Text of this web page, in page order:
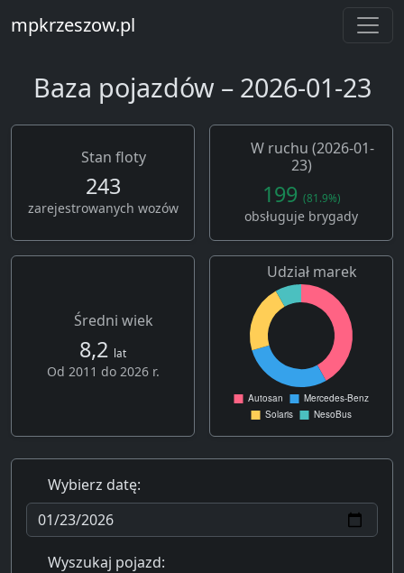
mpkrzeszow.pl
Baza pojazdów – 2026-01-23
Stan floty
243
zarejestrowanych wozów
W ruchu (2026-01-
23)
199 (81.9%)
obsługuje brygady
Średni wiek
8,2 lat
Od 2011 do 2026 r.
Udział marek
Wybierz datę:
Wyszukaj pojazd: